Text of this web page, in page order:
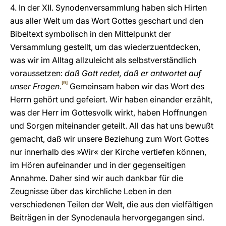
4. In der XII. Synodenversammlung haben sich Hirten
aus aller Welt um das Wort Gottes geschart und den
Bibeltext symbolisch in den Mittelpunkt der
Versammlung gestellt, um das wiederzuentdecken,
was wir im Alltag allzuleicht als selbstverständlich
voraussetzen: daß Gott redet, daß er antwortet auf
unser Fragen.[9] Gemeinsam haben wir das Wort des
Herrn gehört und gefeiert. Wir haben einander erzählt,
was der Herr im Gottesvolk wirkt, haben Hoffnungen
und Sorgen miteinander geteilt. All das hat uns bewußt
gemacht, daß wir unsere Beziehung zum Wort Gottes
nur innerhalb des »Wir« der Kirche vertiefen können,
im Hören aufeinander und in der gegenseitigen
Annahme. Daher sind wir auch dankbar für die
Zeugnisse über das kirchliche Leben in den
verschiedenen Teilen der Welt, die aus den vielfältigen
Beiträgen in der Synodenaula hervorgegangen sind.